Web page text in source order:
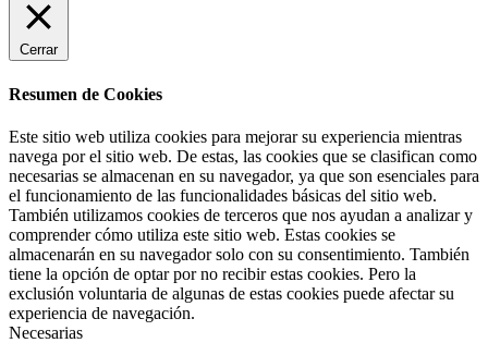
Cerrar
Resumen de Cookies
Este sitio web utiliza cookies para mejorar su experiencia mientras
navega por el sitio web. De estas, las cookies que se clasifican como
necesarias se almacenan en su navegador, ya que son esenciales para
el funcionamiento de las funcionalidades básicas del sitio web.
También utilizamos cookies de terceros que nos ayudan a analizar y
comprender cómo utiliza este sitio web. Estas cookies se
almacenarán en su navegador solo con su consentimiento. También
tiene la opción de optar por no recibir estas cookies. Pero la
exclusión voluntaria de algunas de estas cookies puede afectar su
experiencia de navegación.
Necesarias